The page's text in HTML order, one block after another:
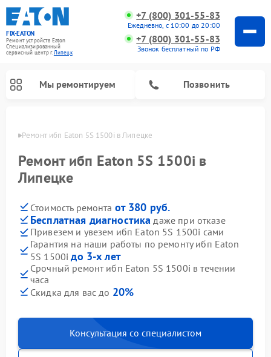
FIX-EATON
Ремонт устройств Eaton
Специализированный
cервисный центр г.Липецк
+7 (800) 301-55-83
Ежедневно, с 10:00 до 20:00
+7 (800) 301-55-83
Звонок бесплатный по РФ
Мы ремонтируем Позвонить
Ремонт ибп Eaton 5S 1500i в Липецке
Ремонт ибп Eaton 5S 1500i в
Липецке
Стоимость ремонта от 380 руб.
Бесплатная диагностика даже при отказе
Привезем и увезем ибп Eaton 5S 1500i сами
Гарантия на наши работы по ремонту ибп Eaton
5S 1500iдо 3-х лет
Срочный ремонт ибп Eaton 5S 1500i в течении
часа
Скидка для вас до 20%
Консультация со специалистом